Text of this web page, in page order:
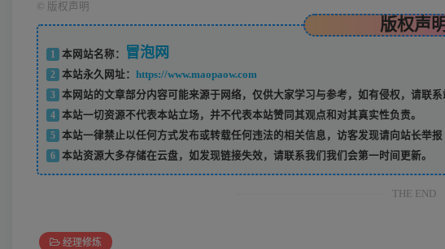
版权声明
版权声明
1 本网站名称： 冒泡网
2 本站永久网址： https://www.maopaow.com
3
本网站的文章部分内容可能来源于网络，仅供大家学习与参考，如有侵权，请联系
4
本站一切资源不代表本站立场，并不代表本站赞同其观点和对其真实性负责。
5
本站一律禁止以任何方式发布或转载任何违法的相关信息，访客发现请向站长举报
6
本站资源大多存储在云盘，如发现链接失效，请联系我们我们会第一时间更新。
THE END
经理修炼